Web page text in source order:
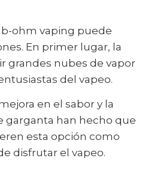
ohm vaping puede
En primer lugar, la
grandes nubes de vapor
del vapeo.
en el sabor y la
garganta han hecho que
esta opción como
disfrutar el vapeo.